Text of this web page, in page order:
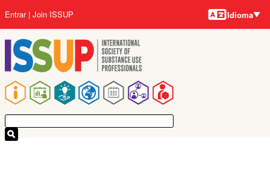
para
o
conteúdo
principal
Navegação
principal
Menu
da
conta
do
usuário
Entrar Join ISSUP Idiomas
Idioma